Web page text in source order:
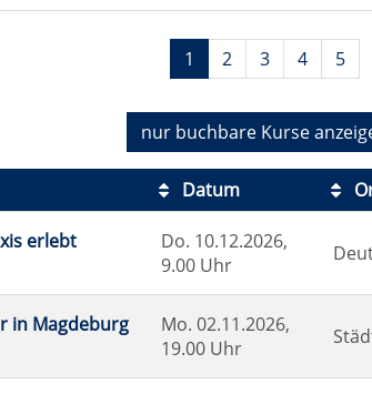
1 2 3 4 5
nur buchbareKurse
Datum
erlebt
Do. 10.12.2026,
9.00 Uhr
in Magdeburg
Mo. 02.11.2026,
19.00 Uhr